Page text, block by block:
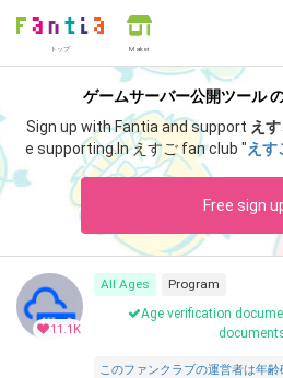
トップ Market
ゲームサーバー公開ツール
Sign up with Fantia and support え
e supporting.In えすご fan club "えす
ontent such as "サポート感謝！ア
Free sign
11.1K
All Ages
Program
Age verification
このファンクラブの運営者は年